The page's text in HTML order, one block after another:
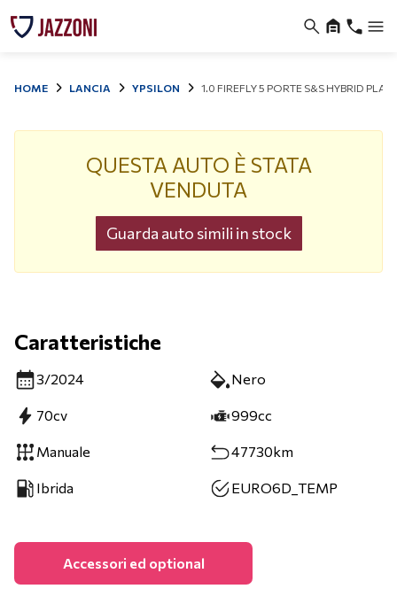
HOME LANCIA YPSILON 1.0 FIREFLY 5 PORTE S&S HYBRID
QUESTA AUTO È STATA
VENDUTA
Guarda auto simili in stock
Caratteristiche
3/2024 Nero
70cv 999cc
Manuale 47730km
Ibrida EURO6D_TEMP
Accessori ed optional